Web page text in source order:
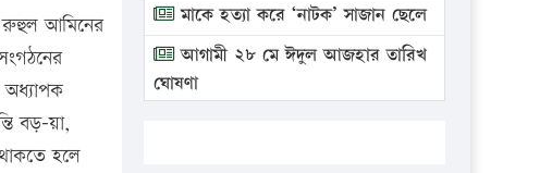
রুহুল আমিনের
অধ্যাপক
বড়–য়া,
হলে
মাকে হত্যা করে ‘নাটক’ সাজান ছেলে
আগামী ২৮ মে ঈদুল আজহার তারিখ
ঘোষণা